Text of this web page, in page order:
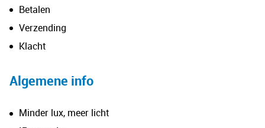
Betalen
Verzending
Klacht
Algemene info
Minder lux, meer licht